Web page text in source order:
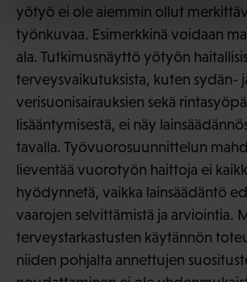
yötyö ei ole aiemmin ollut
työnkuvaa. Esimerkkinä voidaan
ala. Tutkimusnäyttö yötyön
terveysvaikutuksista, kuten sydän-
verisuonisairauksien sekä
lisääntymisestä, ei näy
tavalla. Työvuorosuunnittelun
lieventää vuorotyön haittoja ei
hyödynnetä, vaikka lainsäädäntö
vaarojen selvittämistä ja arviointia.
terveystarkastusten käytännön
niiden pohjalta annettujen